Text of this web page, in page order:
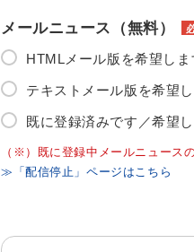
メールニュース（無料）
HTMLメール版を希望しま
テキストメール版を希望
既に登録済みです／希望
（※）既に登録中メールニュース
≫「配信停止」ページはこちら